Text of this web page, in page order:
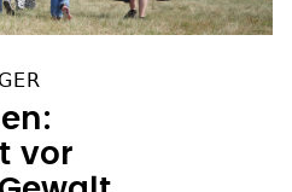
vor